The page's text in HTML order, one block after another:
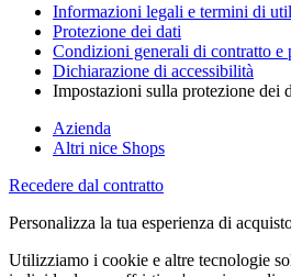
Informazioni legali e termini di
Protezione dei dati
Condizioni generali di contratto e
Dichiarazione di accessibilità
Impostazioni sulla protezione dei
Azienda
Altri nice Shops
Recedere dal contratto
Personalizza la tua esperienza di
Utilizziamo i cookie e altre tecnologie